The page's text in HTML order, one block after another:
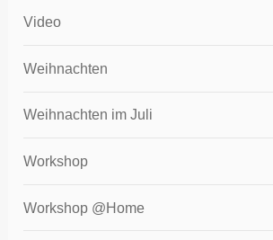
Video
Weihnachten
Weihnachten im Juli
Workshop
Workshop @Home